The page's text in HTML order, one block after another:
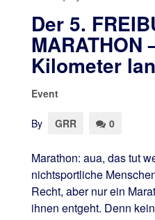
Der 5.
MARATHON
Kilometer
Event
By GRR 0
Marathon: aua, das tut
nichtsportliche
Recht, aber nur ein
ihnen entgeht. Denn